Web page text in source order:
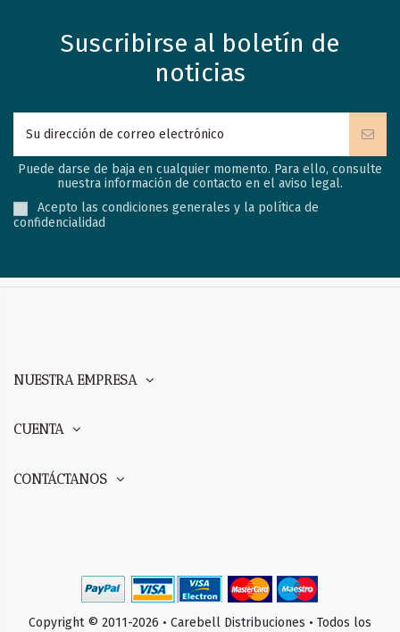
Suscribirse al boletín de
noticias
Puede darse de baja en cualquier momento. Para ello, consulte
nuestra información de contacto en el aviso legal.
Acepto las condiciones generales y la política de
confidencialidad
NUESTRA EMPRESA
CUENTA
CONTÁCTANOS
Copyright © 2011-2026 • Carebell Distribuciones • Todos los